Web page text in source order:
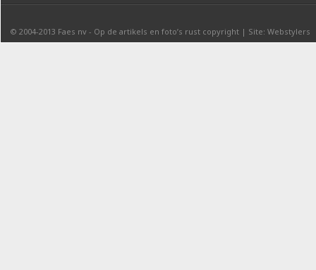
© 2004-2013 Faes nv - Op de artikels en foto’s rust copyright | Site: Webstylers